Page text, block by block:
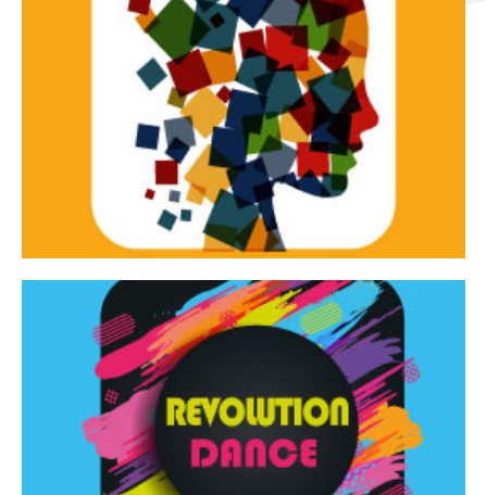
Tracce dinamiche
Tracce Dinamiche è una rassegna di teatro
d’innovazione e sperimentale.
Continua
Revolution Dance
Rassegna di danza contemporanea – I Edizione